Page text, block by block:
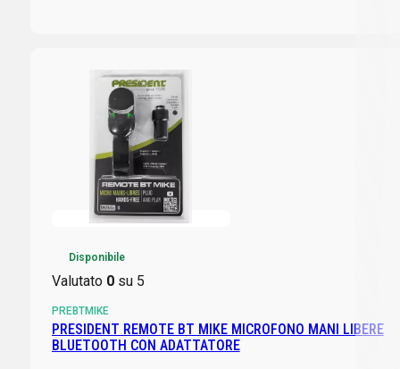
Disponibile
Valutato 0su 5
PREBTMIKE
PRESIDENT REMOTE BT MIKE MICROFONO MANI LIBERE
BLUETOOTH CON ADATTATORE